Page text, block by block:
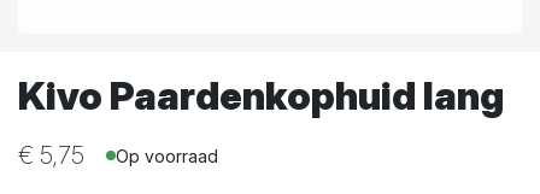
Kivo Paardenkophuid lang
€ 5,75 Op voorraad